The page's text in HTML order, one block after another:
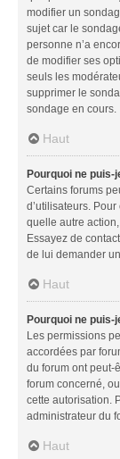
modifier un
sujet car le
personne n’a
de modifier ses
seuls les
supprimer le
sondage en cours.
Haut
Pourquoi ne puis-
Certains forums
d’utilisateurs.
quelle autre
Essayez de
de lui demander
Haut
Pourquoi ne puis-
Les permissions
accordées par
du forum ont peut-
forum concerné,
cette autorisation.
administrateur du
Haut